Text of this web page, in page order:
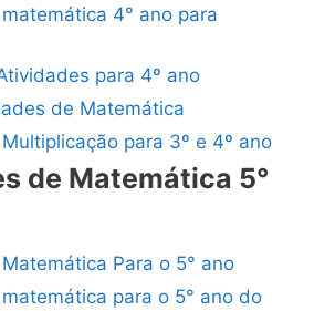
4° ano para
para 4º ano
de Matemática
para 3º e 4º ano
de Matemática 5°
Para o 5° ano
para o 5° ano do